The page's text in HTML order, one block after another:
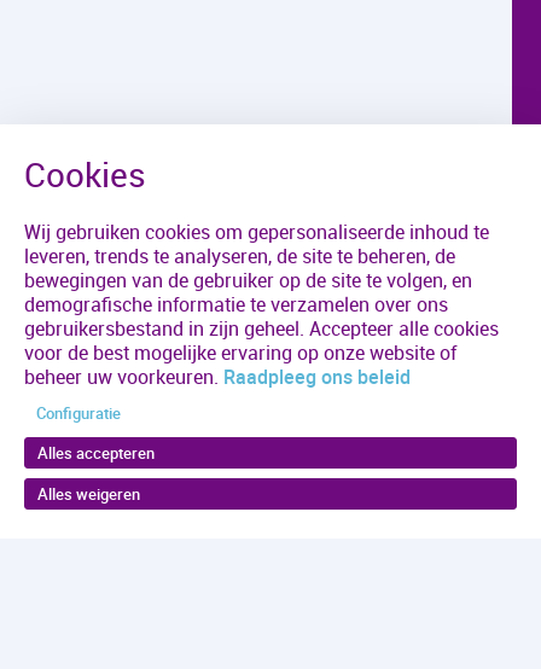
Wij gebruiken cookies om gepersonaliseerde inhoud te
leveren, trends te analyseren, de site te beheren, de
bewegingen van de gebruiker op de site te volgen, en
demografische informatie te verzamelen over ons
gebruikersbestand in zijn geheel. Accepteer alle cookies
voor de best mogelijke ervaring op onze website of
beheer uw voorkeuren. Raadpleeg ons beleid
Configuratie
Alles accepteren
Alles weigeren